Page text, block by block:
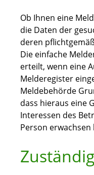
Ob Ihnen eine
die Daten der
deren
Die einfache
erteilt, wenn eine
Melderegister
Meldebehörde
dass hieraus eine
Interessen des
Person erwachsen